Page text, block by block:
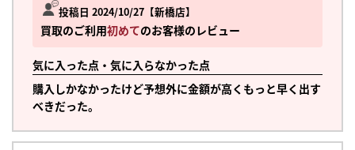
投稿日 2024/10/27 新橋店
買取のご利用初めてのお客様のレビュー
気に入った点・気に入らなかった点
購入しかなかったけど予想外に金額が高くもっと早く出す
べきだった。